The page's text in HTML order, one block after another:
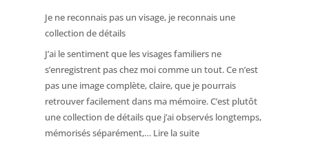
peux
dire
trois
fois
bonjour
au
même
client
Je ne reconnais pas un visage, je reconnais une
collection de détails
J’ai le sentiment que les visages familiers ne
s’enregistrent pas chez moi comme un tout. Ce n’est
pas une image complète, claire, que je pourrais
retrouver facilement dans ma mémoire. C’est plutôt
une collection de détails que j’ai observés longtemps,
mémorisés séparément,… Lire la suite: